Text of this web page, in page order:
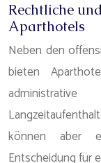
Rechtliche
Aparthotels
Neben den
bieten
können aber
Entscheidung für